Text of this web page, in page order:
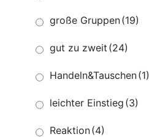
große Gruppen(19)
gut zu zweit (24)
Handeln&Tauschen(1)
leichter Einstieg (3)
Reaktion(4)